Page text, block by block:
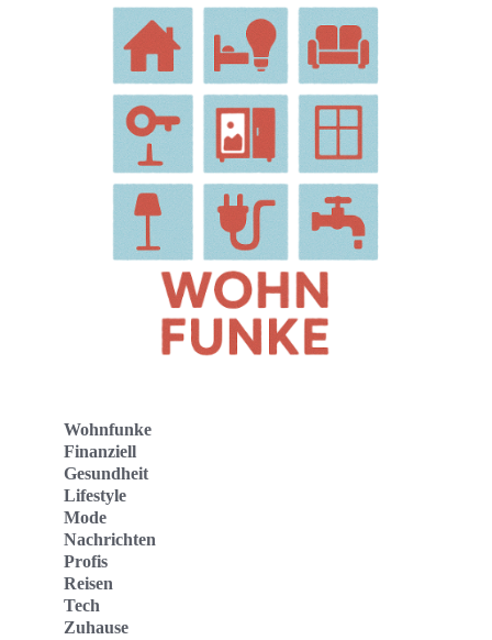
Wohnfunke
Finanziell
Gesundheit
Lifestyle
Mode
Nachrichten
Profis
Reisen
Tech
Zuhause